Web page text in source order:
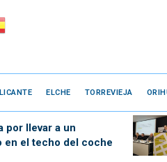
ELCHE TORREVIEJA
por llevar a un
en el techo del coche